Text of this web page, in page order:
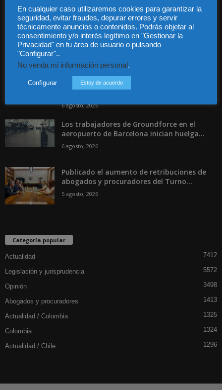
Incluso más noticias
responsabilidades penales por una
prevención deficiente...
6 agosto, 2026
Los trabajadores de Groundforce en el
aeropuerto de Barcelona inician huelga...
6 agosto, 2026
Publicado el aumento de retribuciones de
abogados y procuradores del Turno...
5 agosto, 2026
Categoría popular
Actualidad 7412
Legislación y jurisprudencia 5572
Opinión 3498
Abogados y procuradores 1413
Actualidad / Colombia 1325
Colombia 1324
Actualidad / Chile 1296
En cualquier caso utilizaremos cookies para garantizar la
seguridad, evitar fraudes, depurar errores y servir
técnicamente anuncios o contenidos. Podrás objetar al
consentimiento y/o interés legítimo en "Gestionar la
Privacidad" en tu área de usuario o pulsando
"Configurar"..
No venda mi información personal.
Configurar Estoy de acuerdo